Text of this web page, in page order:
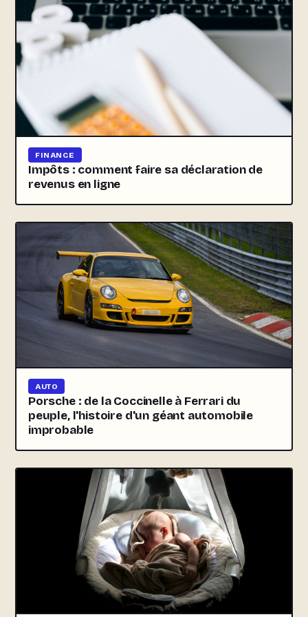
FINANCE
Impôts : comment faire sa déclaration de
revenus en ligne
AUTO
Porsche : de la Coccinelle à Ferrari du
peuple, l'histoire d'un géant automobile
improbable